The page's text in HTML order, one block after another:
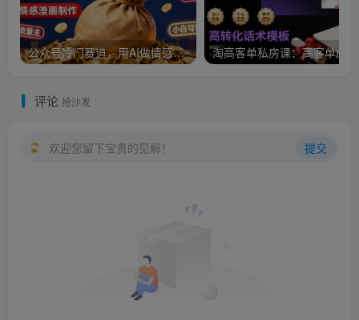
公众号冷门赛道，用AI做情感漫画，7天开通流量主，操作简单，小白可玩
评论 抢沙发
欢迎您留下宝贵的见解！ 提交